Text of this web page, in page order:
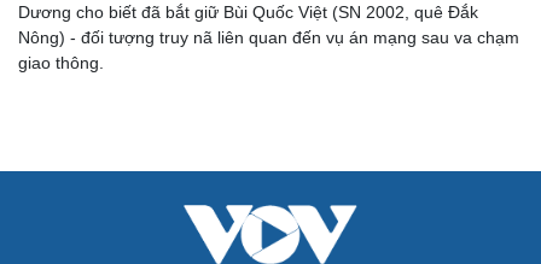
Dương cho biết đã bắt giữ Bùi Quốc Việt (SN 2002, quê Đắk
Nông) - đối tượng truy nã liên quan đến vụ án mạng sau va chạm
giao thông.